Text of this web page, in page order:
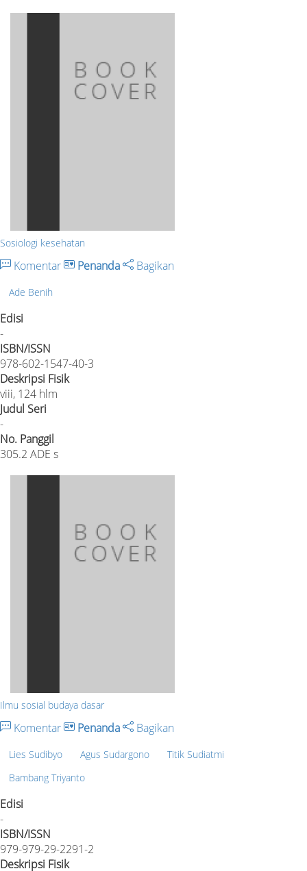
Sosiologi kesehatan
Komentar Penanda Bagikan
Ade Benih
Edisi
-
ISBN/ISSN
978-602-1547-40-3
Deskripsi Fisik
viii, 124 hlm
Judul Seri
-
No. Panggil
305.2 ADE s
Ilmu sosial budaya dasar
Komentar Penanda Bagikan
Lies Sudibyo Agus Sudargono
Titik Sudiatmi
Bambang Triyanto
Edisi
-
ISBN/ISSN
979-979-29-2291-2
Deskripsi Fisik